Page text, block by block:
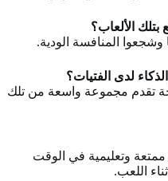
الألعاب؟
وشجعوا المنافسة الودية.
لدى الفتيات؟
تقدم مجموعة واسعة من تلك
ممتعة وتعليمية في الوقت
اللعب.